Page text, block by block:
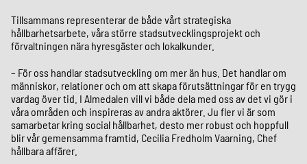
Tillsammans representerar de både vårt strategiska
hållbarhetsarbete, våra större stadsutvecklingsprojekt och
förvaltningen nära hyresgäster och lokalkunder.
– För oss handlar stadsutveckling om mer än hus. Det handlar om
människor, relationer och om att skapa förutsättningar för en trygg
vardag över tid. I Almedalen vill vi både dela med oss av det vi gör i
våra områden och inspireras av andra aktörer. Ju fler vi är som
samarbetar kring social hållbarhet, desto mer robust och hoppfull
blir vår gemensamma framtid, Cecilia Fredholm Vaarning, Chef
hållbara affärer.